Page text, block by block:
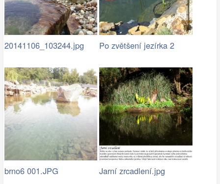
20141106_103244.jpg Po zvětšení jezírka 2
brno6 001.JPG Jarní zrcadlení.jpg